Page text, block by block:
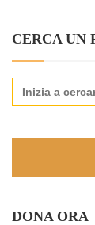
CERCA UN
Search
for:
DONA ORA